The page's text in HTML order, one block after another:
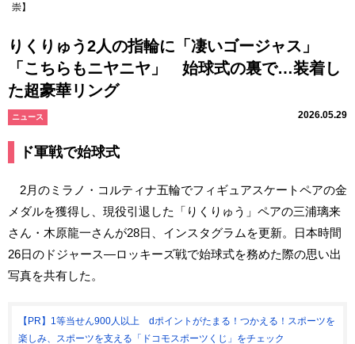
崇】
りくりゅう2人の指輪に「凄いゴージャス」
「こちらもニヤニヤ」 始球式の裏で…装着し
た超豪華リング
ニュース 2026.05.29
ド軍戦で始球式
2月のミラノ・コルティナ五輪でフィギュアスケートペアの金
メダルを獲得し、現役引退した「りくりゅう」ペアの三浦璃来
さん・木原龍一さんが28日、インスタグラムを更新。日本時間
26日のドジャース―ロッキーズ戦で始球式を務めた際の思い出
写真を共有した。
【PR】1等当せん900人以上 dポイントがたまる！つかえる！スポーツを
楽しみ、スポーツを支える「ドコモスポーツくじ」をチェック